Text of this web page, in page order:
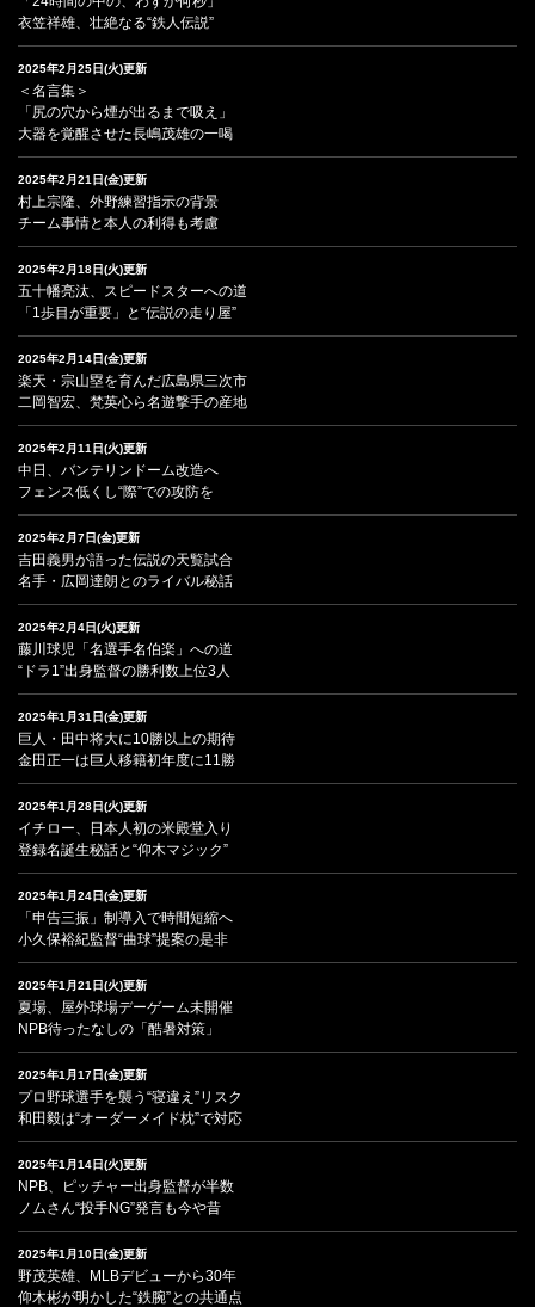
衣笠祥雄、壮絶なる“鉄人伝説”
2025年2月25日(火)更新
＜名言集＞
「尻の穴から煙が出るまで吸え」
大器を覚醒させた長嶋茂雄の一喝
2025年2月21日(金)更新
村上宗隆、外野練習指示の背景
チーム事情と本人の利得も考慮
2025年2月18日(火)更新
五十幡亮汰、スピードスターへの道
「1歩目が重要」と“伝説の走り屋”
2025年2月14日(金)更新
楽天・宗山塁を育んだ広島県三次市
二岡智宏、梵英心ら名遊撃手の産地
2025年2月11日(火)更新
中日、バンテリンドーム改造へ
フェンス低くし“際”での攻防を
2025年2月7日(金)更新
吉田義男が語った伝説の天覧試合
名手・広岡達朗とのライバル秘話
2025年2月4日(火)更新
藤川球児「名選手名伯楽」への道
“ドラ1”出身監督の勝利数上位3人
2025年1月31日(金)更新
巨人・田中将大に10勝以上の期待
金田正一は巨人移籍初年度に11勝
2025年1月28日(火)更新
イチロー、日本人初の米殿堂入り
登録名誕生秘話と“仰木マジック”
2025年1月24日(金)更新
「申告三振」制導入で時間短縮へ
小久保裕紀監督“曲球”提案の是非
2025年1月21日(火)更新
夏場、屋外球場デーゲーム未開催
NPB待ったなしの「酷暑対策」
2025年1月17日(金)更新
プロ野球選手を襲う“寝違え”リスク
和田毅は“オーダーメイド枕”で対応
2025年1月14日(火)更新
NPB、ピッチャー出身監督が半数
ノムさん“投手NG”発言も今や昔
2025年1月10日(金)更新
野茂英雄、MLBデビューから30年
仰木彬が明かした“鉄腕”との共通点